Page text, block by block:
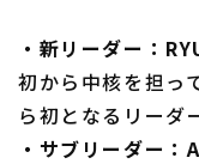
・新リーダー：
初から中核を担っ
ら初となるリーダ
・サブリーダー：